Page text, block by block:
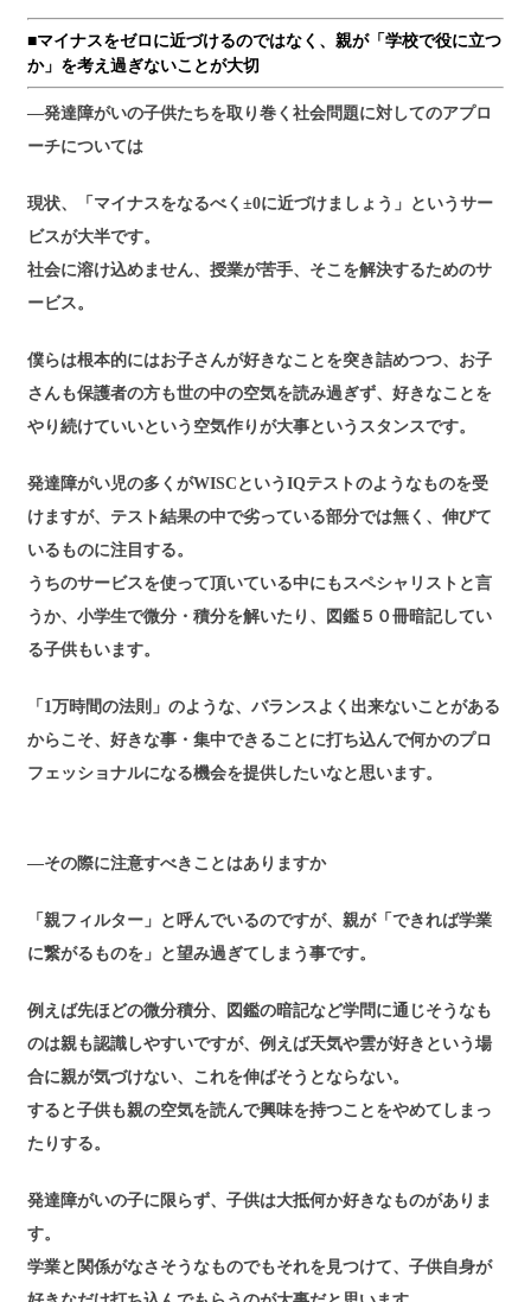
■マイナスをゼロに近づけるのではなく、親が「学校で役に立つ
か」を考え過ぎないことが大切
―発達障がいの子供たちを取り巻く社会問題に対してのアプロ
ーチについては
現状、「マイナスをなるべく±0に近づけましょう」というサー
ビスが大半です。
社会に溶け込めません、授業が苦手、そこを解決するためのサ
ービス。
僕らは根本的にはお子さんが好きなことを突き詰めつつ、お子
さんも保護者の方も世の中の空気を読み過ぎず、好きなことを
やり続けていいという空気作りが大事というスタンスです。
発達障がい児の多くがWISCというIQテストのようなものを受
けますが、テスト結果の中で劣っている部分では無く、伸びて
いるものに注目する。
うちのサービスを使って頂いている中にもスペシャリストと言
うか、小学生で微分・積分を解いたり、図鑑５０冊暗記してい
る子供もいます。
「1万時間の法則」のような、バランスよく出来ないことがある
からこそ、好きな事・集中できることに打ち込んで何かのプロ
フェッショナルになる機会を提供したいなと思います。
―その際に注意すべきことはありますか
「親フィルター」と呼んでいるのですが、親が「できれば学業
に繋がるものを」と望み過ぎてしまう事です。
例えば先ほどの微分積分、図鑑の暗記など学問に通じそうなも
のは親も認識しやすいですが、例えば天気や雲が好きという場
合に親が気づけない、これを伸ばそうとならない。
すると子供も親の空気を読んで興味を持つことをやめてしまっ
たりする。
発達障がいの子に限らず、子供は大抵何か好きなものがありま
す。
学業と関係がなさそうなものでもそれを見つけて、子供自身が